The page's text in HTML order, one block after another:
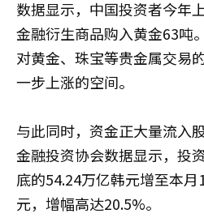
数据显示，中国投资者今年
金融衍生商品购入黄金63吨
对黄金、珠宝等贵金属交易
一步上涨的空间。
与此同时，资金正大量流入
金融投资协会数据显示，投
底的54.24万亿韩元增至本
元，增幅高达20.5%。